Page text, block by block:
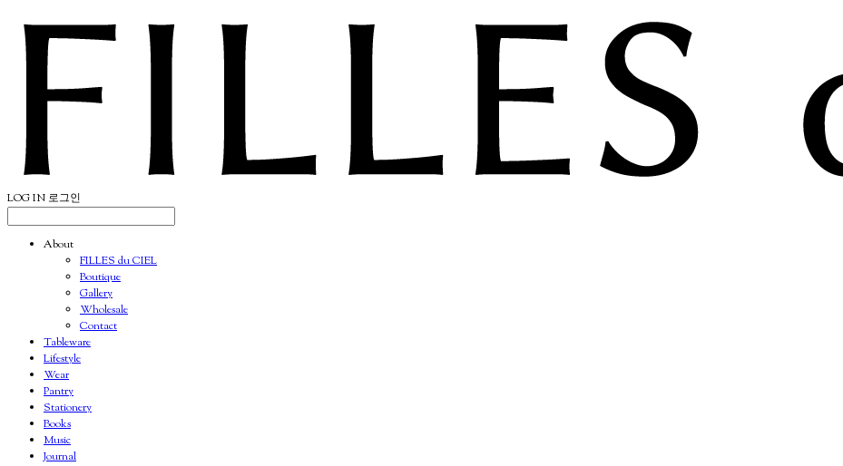
LOG IN 로그인
About
FILLES du CIEL
Boutique
Gallery
Wholesale
Contact
Tableware
Lifestyle
Wear
Pantry
Stationery
Books
Music
Journal